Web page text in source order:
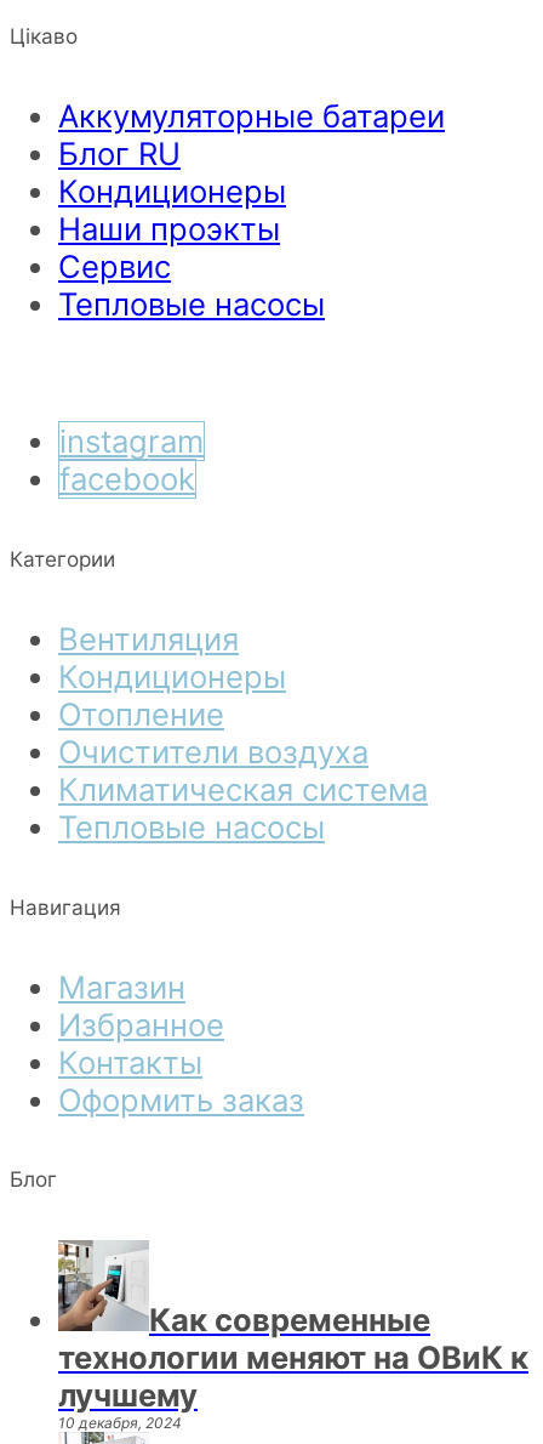
Цікаво
Аккумуляторные батареи
Блог RU
Кондиционеры
Наши проэкты
Сервис
Тепловые насосы
instagram
facebook
Категории
Вентиляция
Кондиционеры
Отопление
Очистители воздуха
Климатическая система
Тепловые насосы
Навигация
Магазин
Избранное
Контакты
Оформить заказ
Блог
Как современные
технологии меняют на ОВиК к
лучшему
10 декабря, 2024